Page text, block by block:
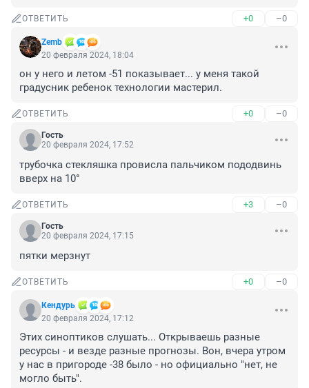
ОТВЕТИТЬ +0 –0
Zemb
20 февраля 2024, 18:04
он у него и летом -51 показывает... у меня такой
градусник ребенок технологии мастерил.
ОТВЕТИТЬ +0 –0
Гость
20 февраля 2024, 17:52
трубочка стекляшка провисла пальчиком пододвинь
вверх на 10°
ОТВЕТИТЬ +3 –0
Гость
20 февраля 2024, 17:15
пятки мерзнут
ОТВЕТИТЬ +0 –0
Кендурь
20 февраля 2024, 17:12
Этих синоптиков слушать... Открываешь разные
ресурсы - и везде разные прогнозы. Вон, вчера утром
у нас в пригороде -38 было - но официально "нет, не
могло быть".